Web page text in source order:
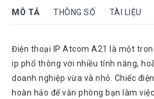
Motorola
Dahua
Dinstar
Aver
MÔ TẢ THÔNG SỐ TÀI LIỆU
Điện thoại IP Atcom A21 là một
ip phổ thông với nhiều tính năng,
doanh nghiệp vừa và nhỏ. Chiếc
hoàn hảo để văn phòng bạn làm